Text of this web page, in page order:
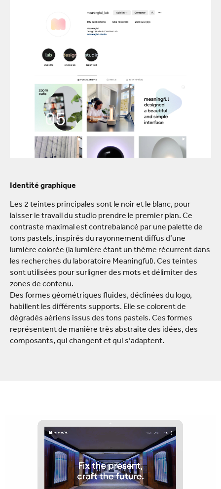
Identité graphique
Les 2 teintes principales sont le noir et le blanc, pour
laisser le travail du studio prendre le premier plan. Ce
contraste maximal est contrebalancé par une palette de
tons pastels, inspirés du rayonnement diffus d’une
lumière colorée (la lumière étant un thème récurrent dans
les recherches du laboratoire Meaningful). Ces teintes
sont utilisées pour surligner des mots et délimiter des
zones de contenu.
Des formes géométriques fluides, déclinées du logo,
habillent les différents supports. Elle se colorent de
dégradés aériens issus des tons pastels. Ces formes
représentent de manière très abstraite des idées, des
composants, qui changent et qui s’adaptent.